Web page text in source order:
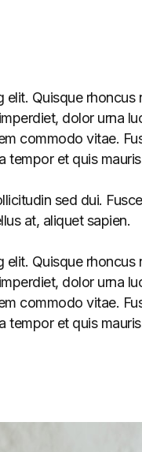
Quisque
dolor urna
commodo vitae.
et quis
sed dui.
at, aliquet sapien.
Quisque
dolor urna
commodo vitae.
et quis